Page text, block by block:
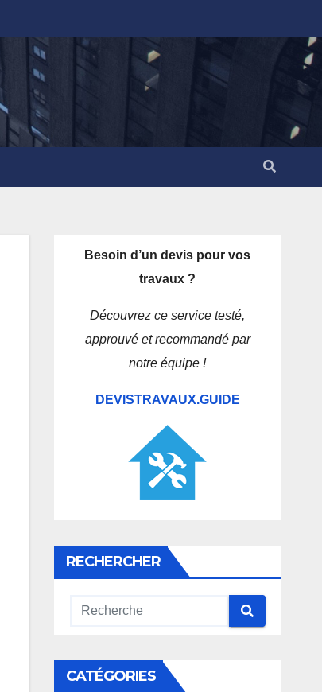
Besoin d’un devis pour vos
travaux ?
Découvrez ce service testé,
approuvé et recommandé par
notre équipe !
DEVISTRAVAUX.GUIDE
RECHERCHER
CATÉGORIES